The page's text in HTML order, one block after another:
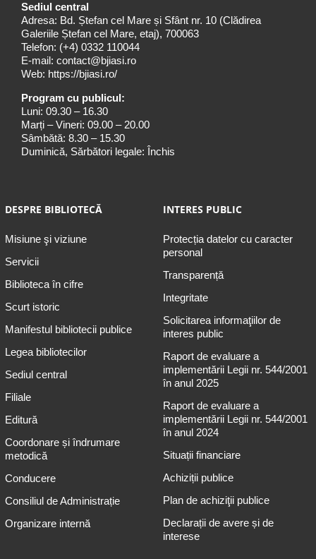
Sediul central
Adresa: Bd. Ștefan cel Mare și Sfânt nr. 10 (Clădirea
Galeriile Ștefan cel Mare, etaj), 700063
Telefon: (+4) 0332 110044
E-mail: contact@bjiasi.ro
Web: https://bjiasi.ro/
Program cu publicul:
Luni: 09.30 – 16.30
Marți – Vineri: 09.00 – 20.00
Sâmbătă: 8.30 – 15.30
Duminică, Sărbători legale: Închis
DESPRE BIBLIOTECĂ
Misiune şi viziune
Servicii
Biblioteca în cifre
Scurt istoric
Manifestul bibliotecii publice
Legea bibliotecilor
Sediul central
Filiale
Editură
Coordonare și îndrumare
metodică
Conducere
Consiliul de Administrație
Organizare internă
INTERES PUBLIC
Protecția datelor cu caracter
personal
Transparență
Integritate
Solicitarea informaţiilor de
interes public
Raport de evaluare a
implementării Legii nr. 544/2001
în anul 2025
Raport de evaluare a
implementării Legii nr. 544/2001
în anul 2024
Situații financiare
Achiziții publice
Plan de achiziţii publice
Declarații de avere și de
interese